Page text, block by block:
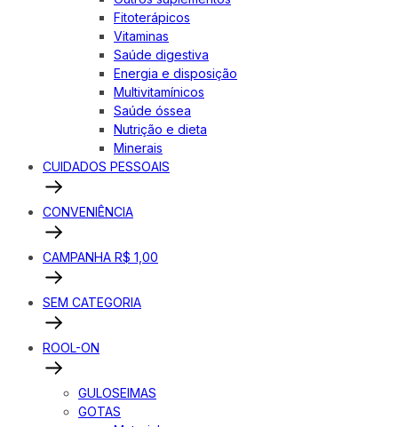
Fitoterápicos
Vitaminas
Saúde digestiva
Energia e disposição
Multivitamínicos
Saúde óssea
Nutrição e dieta
Minerais
CUIDADOS PESSOAIS
CONVENIÊNCIA
CAMPANHA R$ 1,00
SEM CATEGORIA
ROOL-ON
GULOSEIMAS
GOTAS